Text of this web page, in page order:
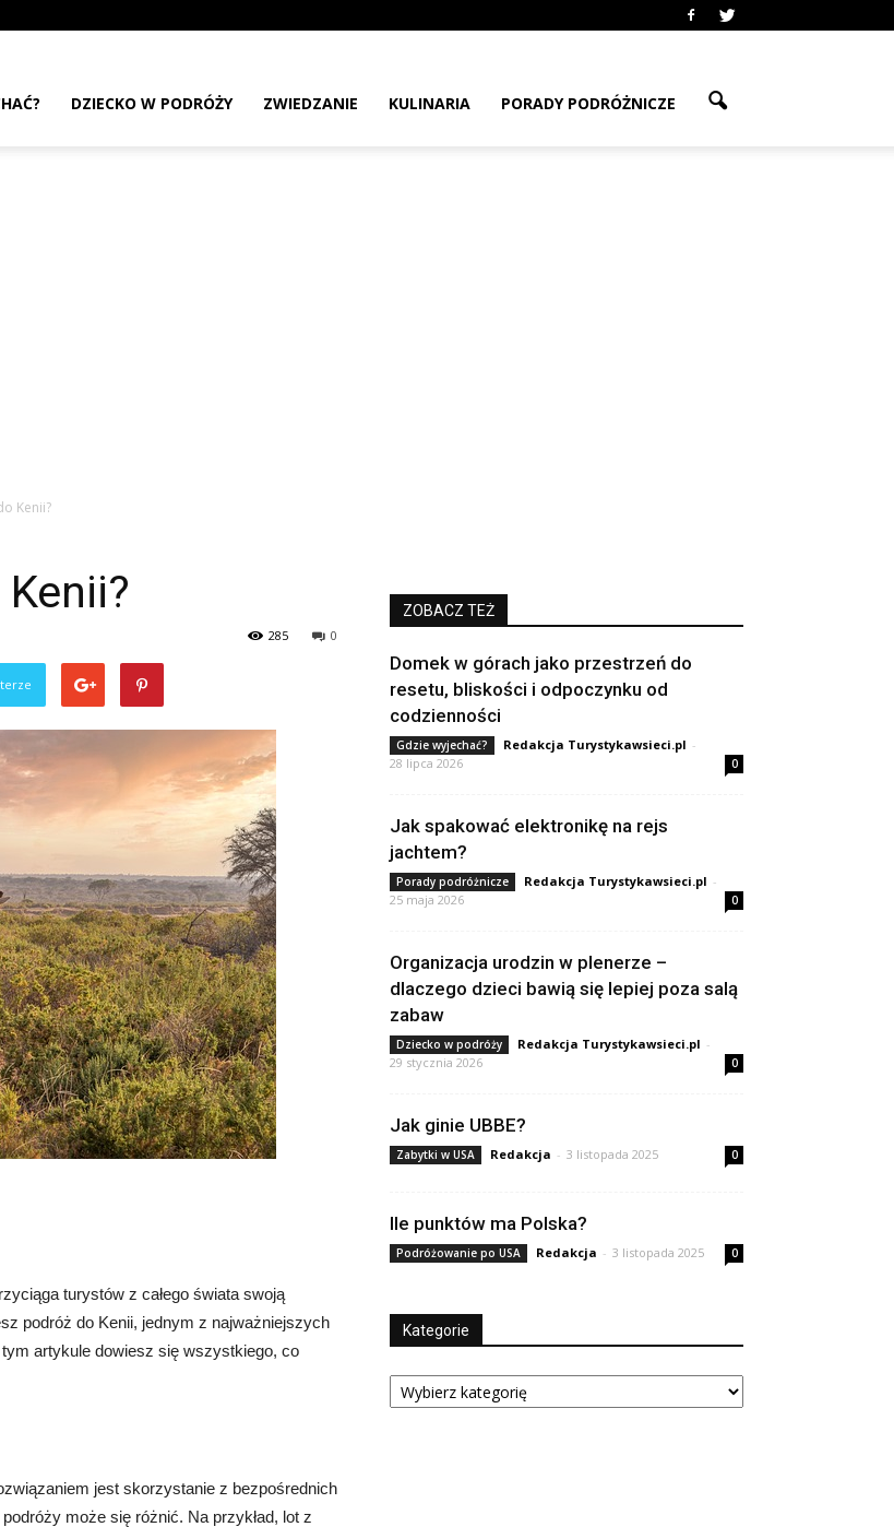
DZIECKO W PODRÓŻY ZWIEDZANIE KULINARIA PORADY PODRÓŻNICZE
Kenii?
0
285
turystów z całego świata swoją
podróż do Kenii, jednym z najważniejszych
artykule dowiesz się wszystkiego, co
jest skorzystanie z bezpośrednich
może się różnić. Na przykład, lot z
ZOBACZ TEŻ
Domek w górach jako przestrzeń do
resetu, bliskości i odpoczynku od
codzienności
Gdzie wyjechać? Redakcja Turystykawsieci.pl -
28 lipca 2026
0
Jak spakować elektronikę na rejs
jachtem?
Porady podróżnicze Redakcja Turystykawsieci.pl -
25 maja 2026
0
Organizacja urodzin w plenerze –
dlaczego dzieci bawią się lepiej poza salą
zabaw
Dziecko w podróży Redakcja Turystykawsieci.pl -
29 stycznia 2026
0
Jak ginie UBBE?
Zabytki w USA Redakcja - 3 listopada 2025 0
Ile punktów ma Polska?
Podróżowanie po USA Redakcja - 3 listopada 2025 0
Kategorie
Kategorie